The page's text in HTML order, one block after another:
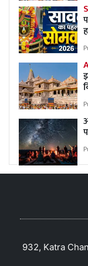
932, Katra